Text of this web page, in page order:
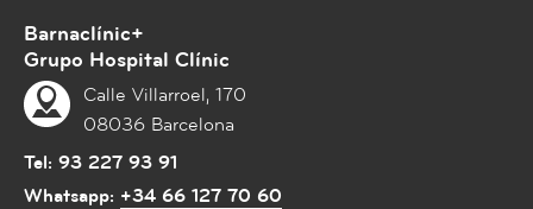
Barnaclínic+
Grupo Hospital Clínic
Calle Villarroel, 170
08036 Barcelona
Tel: 93 227 93 91
Whatsapp: +34 66 127 70 60